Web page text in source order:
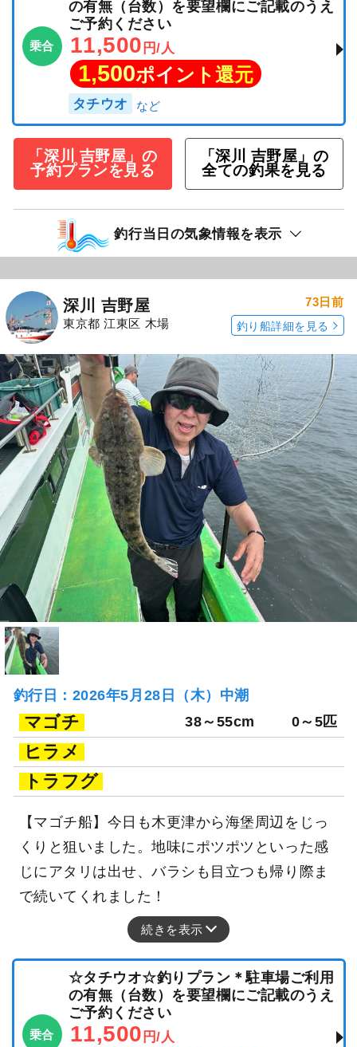
乗合
の有無（台数）を要望欄にご記載のうえ
ご予約ください
11,500 円/人
1,500ポイント還元
タチウオ
「深川 吉野屋」の
予約プランを見る
「深川 吉野屋」の
全ての釣果を見る
釣行当日の気象情報を表示
深川 吉野屋
東京都 江東区 木場
73日前
釣り船詳細を見る
釣行日：2026年5月28日（木）中潮
マゴチ 38～55cm 0～5匹
ヒラメ
トラフグ
【マゴチ船】今日も木更津から海堡周辺をじっ
くりと狙いました。地味にポツポツといった感
じにアタリは出せ、バラシも目立つも帰り際ま
で続いてくれました！
続きを表示
乗合
☆タチウオ☆釣りプラン＊駐車場ご利用
の有無（台数）を要望欄にご記載のうえ
ご予約ください
11,500 円/人